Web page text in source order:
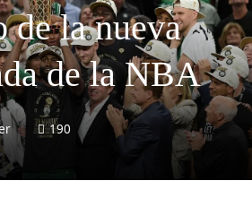
la nueva
de la NBA
190